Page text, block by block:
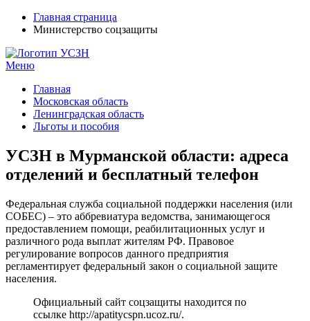
Главная страница
Министерство соцзащиты
Меню
Главная
Московская область
Ленинградская область
Льготы и пособия
УСЗН в Мурманской области: адреса
отделений и бесплатный телефон
Федеральная служба социальной поддержки населения (или
СОБЕС) – это аббревиатура ведомства, занимающегося
предоставлением помощи, реабилитационных услуг и
различного рода выплат жителям РФ. Правовое
регулирование вопросов данного предприятия
регламентирует федеральный закон о социальной защите
населения.
Официальный сайт соцзащиты находится по
ссылке http://apatitycspn.ucoz.ru/.